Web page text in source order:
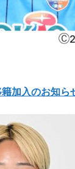
加入のお知ら